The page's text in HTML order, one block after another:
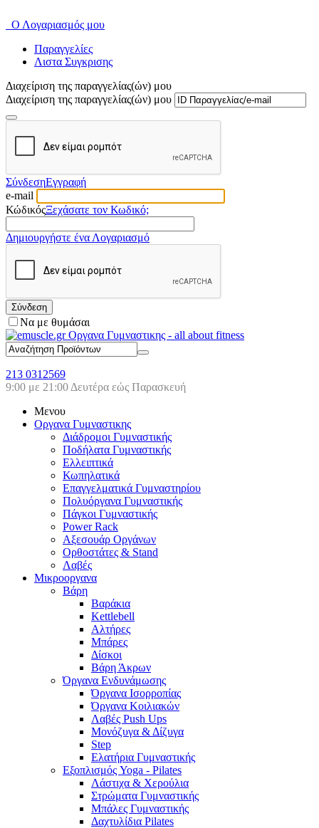
Ο Λογαριασμός μου
Παραγγελίες
Λιστα Συγκρισης
Διαχείριση της παραγγελίας(ών) μου
Διαχείριση της παραγγελίας(ών) μου
ΣύνδεσηΕγγραφή
e-mail
ΚώδικόςΞεχάσατε τον Κωδικό;
Δημιουργήστε ένα Λογαριασμό
Σύνδεση
Να με θυμάσαι
213 0312569
9:00 με 21:00 Δευτέρα εώς Παρασκευή
Μενου
Οργανα Γυμναστικης
Διάδρομοι Γυμναστικής
Ποδήλατα Γυμναστικής
Ελλειπτικά
Κωπηλατικά
Επαγγελματικά Γυμναστηρίου
Πολυόργανα Γυμναστικής
Πάγκοι Γυμναστικής
Power Rack
Αξεσουάρ Οργάνων
Ορθοστάτες & Stand
Λαβές
Μικροοργανα
Βάρη
Βαράκια
Kettlebell
Αλτήρες
Μπάρες
Δίσκοι
Βάρη Άκρων
Όργανα Ενδυνάμωσης
Όργανα Ισορροπίας
Όργανα Κοιλιακών
Λαβές Push Ups
Μονόζυγα & Δίζυγα
Step
Ελατήρια Γυμναστικής
Εξοπλισμός Yoga - Pilates
Λάστιχα & Χερούλια
Στρώματα Γυμναστικής
Μπάλες Γυμναστικής
Δαχτυλίδια Pilates